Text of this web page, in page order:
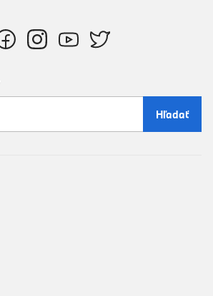
Hľadať